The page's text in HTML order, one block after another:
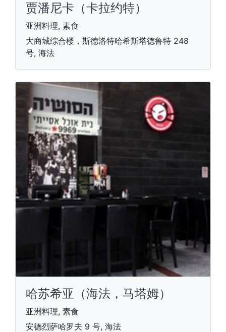
贾潘尼卡（卡拉约特）
亚洲料理, 素食
大商城综合楼，斯德洛特哈希斯塔德鲁特 248
号, 海法
哈苏希亚（海法，马塔姆）
亚洲料理, 素食
安德烈萨哈罗夫 9 号, 海法